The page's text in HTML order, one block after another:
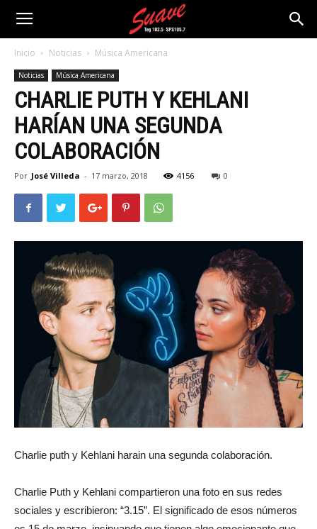
Inicio Noticias Música Americana
Noticias Música Americana
CHARLIE PUTH Y KEHLANI
HARÍAN UNA SEGUNDA
COLABORACIÓN
Por José Villeda - 17 marzo, 2018 4156 0
Charlie puth y Kehlani harain una segunda colaboración.
Charlie Puth y Kehlani compartieron una foto en sus redes
sociales y escribieron: “3.15”. El significado de esos números